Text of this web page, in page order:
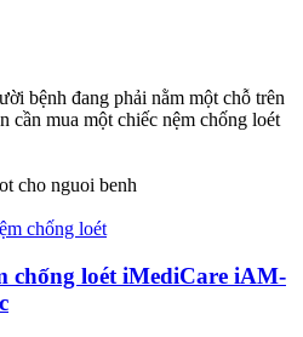
bệnh đang phải nằm một chỗ trên
cần mua một chiếc nệm chống loét
chống loét
chống loét iMediCare iAM-